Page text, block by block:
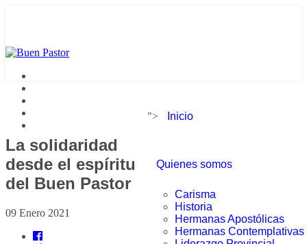
"> Inicio
Quienes somos
Carisma
Historia
Hermanas Apostólicas
Hermanas Contemplativas
La solidaridad
desde el espíritu
del Buen Pastor
09 Enero 2021